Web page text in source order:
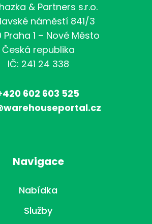
& Partners s.r.o.
náměstí 841/3
Praha 1 – Nové Město
Česká republika
IČ: 241 24 338
602 603 525
Navigace
Nabídka
Služby